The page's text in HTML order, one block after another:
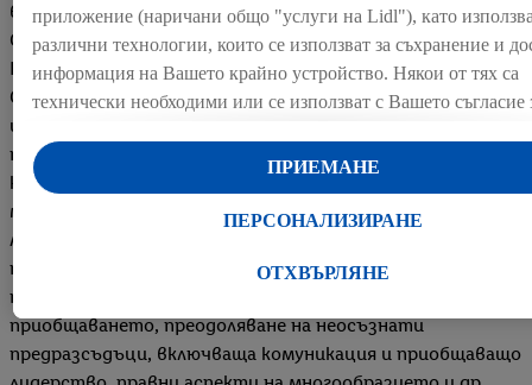
в бизнеса в България (СЖББ) и Стопанския факултет на
СУ „Св. Климент Охридски“, с подкрепата на Лидл
България. Отличена със „Знак за качество“ на
Софийския университет в категория „Значима
иновация“, Академията е финалист за награда от
престижните AMBA & BGA Excellence Awards 2025, в
категория „Най-добра инициатива за култура,
многообразие и приобщаване“.Седемте модула на
Академията за „Многообразие, равнопоставеност и
приобщаване“, които покриват 56 учебни часа, са на
теми като принадлежност, ползи от многообразието и
приобщаването, преодоляване на неосъзнати
предразсъдъци, включваща комуникация и приобщаващо
приложение (наричани общо "услуги на Lidl"), като
различни технологии, които се използват за съхранение и
информация на Вашето крайно устройство. Някои от тях са
технически необходими или се използват с Вашето съгласие
персонализирана реклама в рамките на услугите на Lidl и
Ако сте участник в програмата Lidl Plus, данните от
при пазаруване в магазина също ще бъдат обработвани за
да намерите допълнителна информация за обработката на
използването на необходимите технологии. С натискане на
"Съгласен" давате съгласието си за обработване за всички
ОТХВЪРЛЯНЕ
ПЕРСОНАЛИЗИРАНЕ
ПРИЕМАНЕ